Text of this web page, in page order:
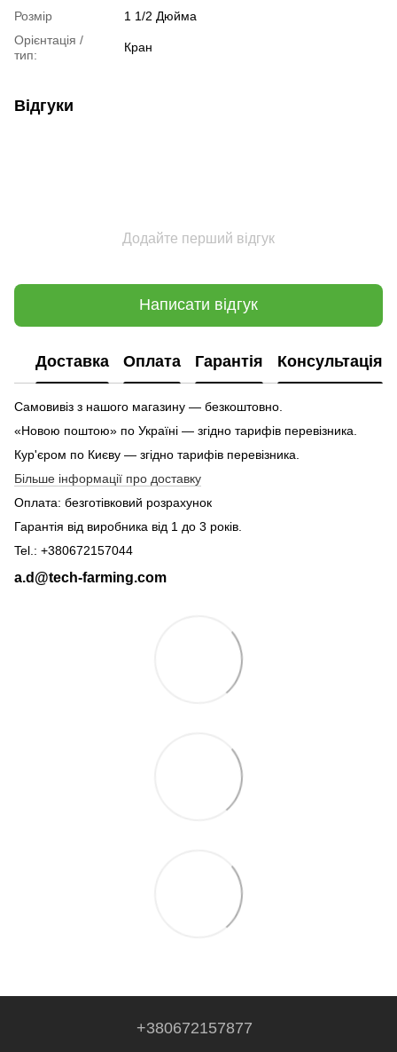
Розмір
1 1/2 Дюйма
Орієнтація /
тип:
Кран
Відгуки
Додайте перший відгук
Написати відгук
Доставка Оплата Гарантія Консультація
Самовивіз з нашого магазину — безкоштовно.
«Новою поштою» по Україні — згідно тарифів перевізника.
Кур'єром по Києву — згідно тарифів перевізника.
Більше інформації про доставку
Оплата: безготівковий розрахунок
Гарантія від виробника від 1 до 3 років.
Tel.: +380672157044
a.d@tech-farming.com
+380672157877